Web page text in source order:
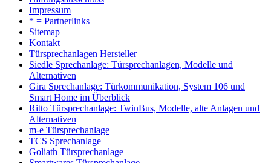
Impressum
* = Partnerlinks
Sitemap
Kontakt
Türsprechanlagen Hersteller
Siedle Sprechanlage: Türsprechanlagen, Modelle und
Alternativen
Gira Sprechanlage: Türkommunikation, System 106 und
Smart Home im Überblick
Ritto Türsprechanlage: TwinBus, Modelle, alte Anlagen und
Alternativen
m-e Türsprechanlage
TCS Sprechanlage
Goliath Türsprechanlage